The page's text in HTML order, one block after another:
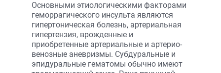
Основными этиологическими факторами
геморрагического инсульта являются
гипертоническая болезнь, артериальная
гипертензия, врожденные и
приобретенные артериальные и артерио-
венозные аневризмы. Субдуральные и
эпидуральные гематомы обычно имеют